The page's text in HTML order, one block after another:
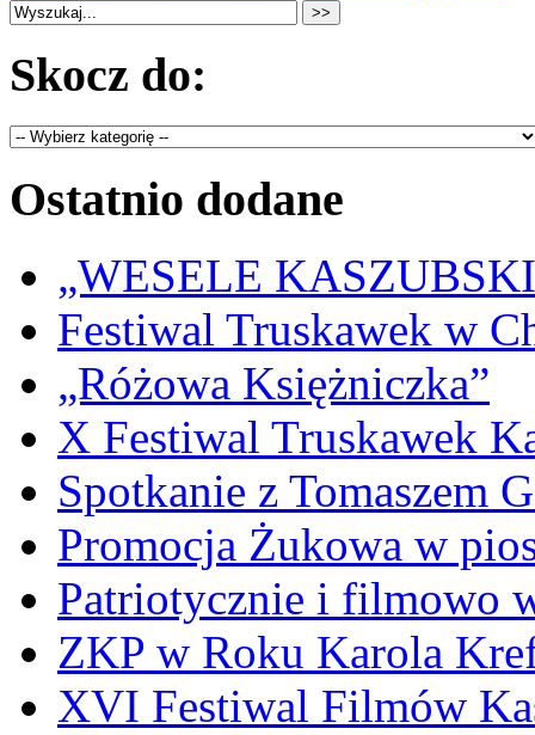
Skocz do:
Ostatnio dodane
„WESELE
Festiwal Truskawek w
„Różowa Księżniczka”
X Festiwal Truskawek
Spotkanie z Tomaszem
Promocja Żukowa w
Patriotycznie i filmowo
ZKP w Roku Karola
XVI Festiwal Filmów